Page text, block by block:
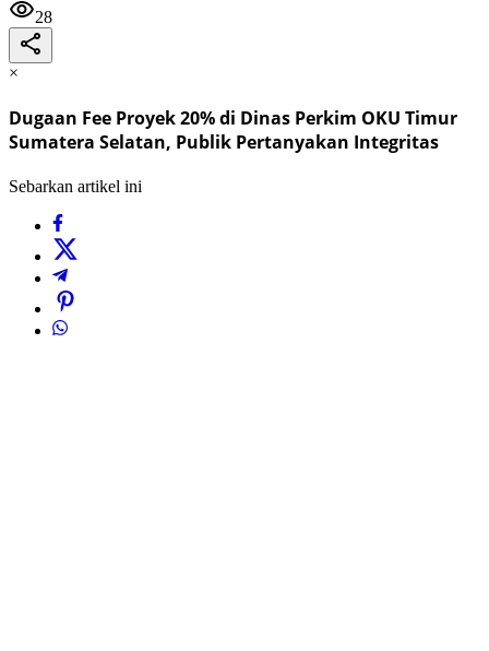
28
×
Dugaan Fee Proyek 20% di Dinas Perkim OKU Timur
Sumatera Selatan, Publik Pertanyakan Integritas
Sebarkan artikel ini